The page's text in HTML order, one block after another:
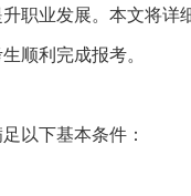
职业发展。本文将详
顺利完成报考。
以下基本条件：